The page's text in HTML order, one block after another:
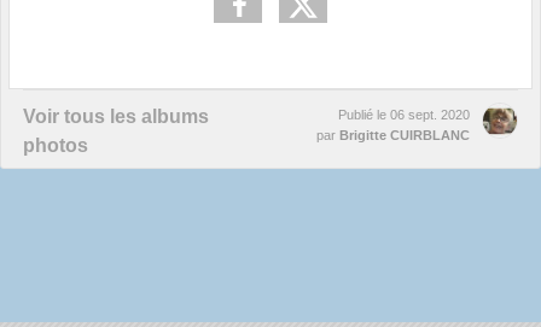
Voir tous les albums
photos
Publié le 06 sept. 2020
par Brigitte CUIRBLANC